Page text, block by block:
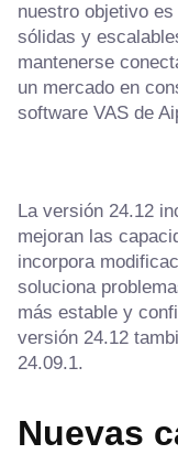
nuestro objetivo
sólidas y
mantenerse
un mercado en
software VAS de
La versión 24.12
mejoran las
incorpora
soluciona
más estable y
versión 24.12
24.09.1.
Nuevas